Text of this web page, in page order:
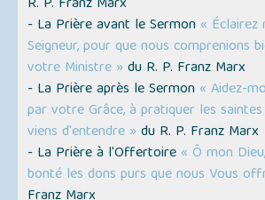
- La Prière avant le Sermon «
Seigneur, pour que nous comprenions
votre Ministre » du R. P. Franz Marx
- La Prière après le Sermon « Aidez-
par votre Grâce, à pratiquer les
viens d'entendre » du R. P. Franz Marx
- La Prière à l'Offertoire « Ô mon
bonté les dons purs que nous Vous